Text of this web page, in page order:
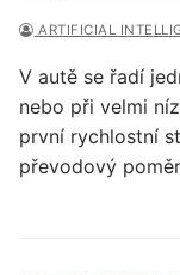
ARTIFICIAL
V autě se řadí
nebo při velmi
první rychlostní
převodový